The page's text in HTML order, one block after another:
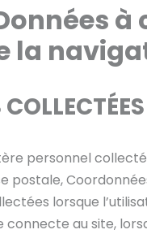
la
personnel
postale,
lorsque
connecte au site,